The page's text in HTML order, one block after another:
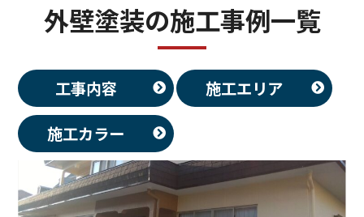
外壁塗装の施工事例一覧
工事内容
施工エリア
施工カラー